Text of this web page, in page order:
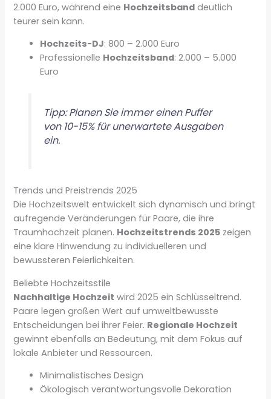
2.000 Euro, während eine Hochzeitsband deutlich
teurer sein kann.
Hochzeits-DJ: 800 – 2.000 Euro
Professionelle Hochzeitsband: 2.000 – 5.000
Euro
Tipp: Planen Sie immer einen Puffer
von 10-15% für unerwartete Ausgaben
ein.
Trends und Preistrends 2025
Die Hochzeitswelt entwickelt sich dynamisch und bringt
aufregende Veränderungen für Paare, die ihre
Traumhochzeit planen. Hochzeitstrends 2025 zeigen
eine klare Hinwendung zu individuelleren und
bewussteren Feierlichkeiten.
Beliebte Hochzeitsstile
Nachhaltige Hochzeit wird 2025 ein Schlüsseltrend.
Paare legen großen Wert auf umweltbewusste
Entscheidungen bei ihrer Feier. Regionale Hochzeit
gewinnt ebenfalls an Bedeutung, mit dem Fokus auf
lokale Anbieter und Ressourcen.
Minimalistisches Design
Ökologisch verantwortungsvolle Dekoration